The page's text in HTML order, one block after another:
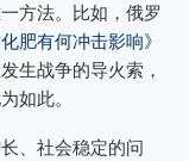
方法。比如，俄罗
肥有何冲击影响》
生战争的导火索，
如此。
、社会稳定的问